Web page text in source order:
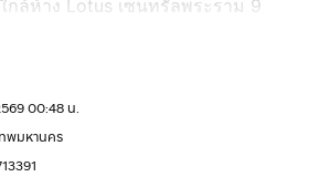
กล้ห้าง Lotus เซ็นทรัลพระราม 9
00:48 น.
พมหานคร